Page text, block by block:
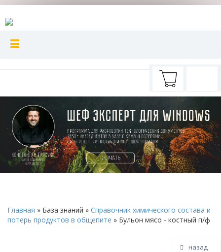
Главная » База знаний » Справочник химического состава и
потерь продуктов в общепите » Бульон мясо - костный п/ф
назад